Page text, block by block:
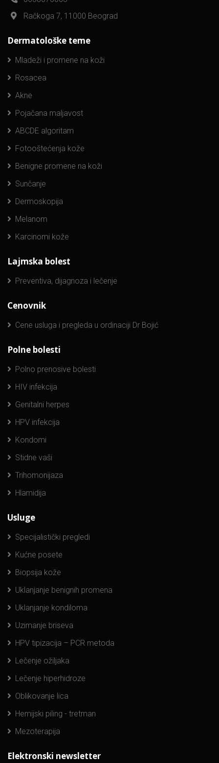
Račkoga 7, 11000 Beograd
Dermatološke teme
Mladeži i promene na koži
Rosacea
Akne
Pojačana maljavost
ABCDE algoritam
Fotooštećenja kože
Benigne promene na koži
Sunčanje
Dermoskopija
Melanom
Karcinomi kože
Lajmska bolest
Preventiva, dijagnoza i lečenje
Cenovnik
Cene usluga i pregleda u ordinaciji Dr Bojić
Polne bolesti
Polno prenosive bolesti
HIV infekcija
Genitalni herpes
HPV infekcija
Kondomi
Stidne vaši
Trihomonijaza
Hlamidija
Usluge
Specijalistički pregledi
Kućne posete
Biopsija kože
Uklanjanje benignih promena
Uklanjanje kondiloma
Uzimanje briseva
HPV tipizacija – PCR metoda
Lečenje ožiljaka
Lečenje hiperhidroze
Oblikovanje lica
Hemijski piling - tretman
Mezoterapija
Elektronski newsletter